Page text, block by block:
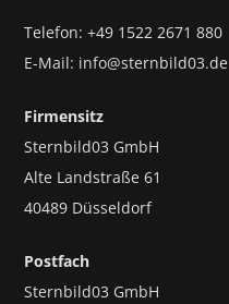
Telefon: +49 1522 2671 880
E-Mail: info@sternbild03.de
Firmensitz
Sternbild03 GmbH
Alte Landstraße 61
40489 Düsseldorf
Postfach
Sternbild03 GmbH